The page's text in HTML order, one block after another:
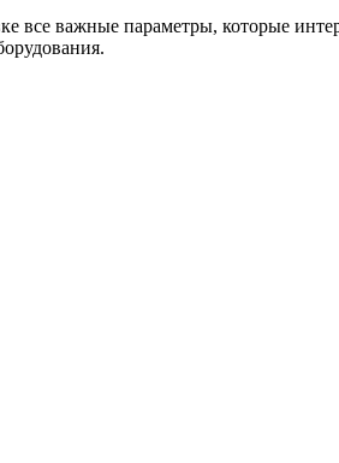
все важные параметры, которые